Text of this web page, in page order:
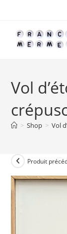
content
Vol
> Shop > Vol
Produit